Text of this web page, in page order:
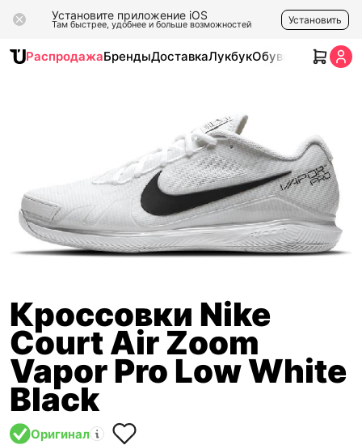
Установите приложение iOS
Там быстрее, удобнее и больше возможностей Установить
РаспродажаБрендыДоставкаЛукбукОбувь Одежда
Кроссовки Nike
Court Air Zoom
Vapor Pro Low White
Black
Оригинал